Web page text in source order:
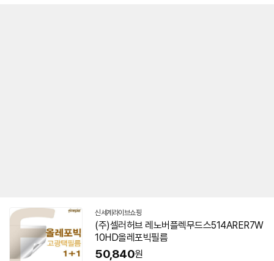
신세계라이브쇼핑
(주)셀러허브 레노버플렉무드스514ARER7W
10HD올레포빅필름
50,840원